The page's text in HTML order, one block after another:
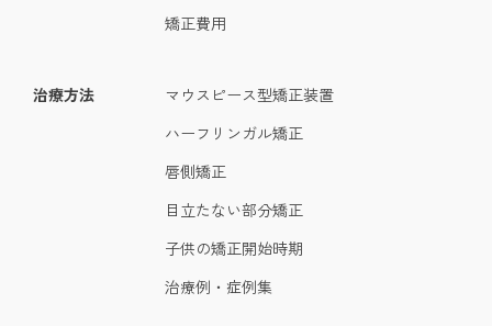
矯正費用
治療方法
マウスピース型矯正装置
ハーフリンガル矯正
唇側矯正
目立たない部分矯正
子供の矯正開始時期
治療例・症例集